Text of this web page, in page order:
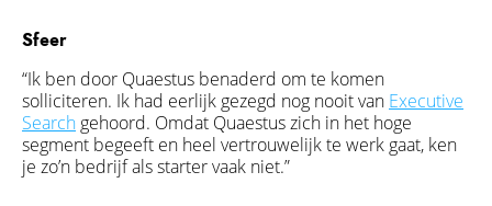
Sfeer
“Ik ben door Quaestus benaderd om te komen
solliciteren. Ik had eerlijk gezegd nog nooit van Executive
Search gehoord. Omdat Quaestus zich in het hoge
segment begeeft en heel vertrouwelijk te werk gaat, ken
je zo’n bedrijf als starter vaak niet.”